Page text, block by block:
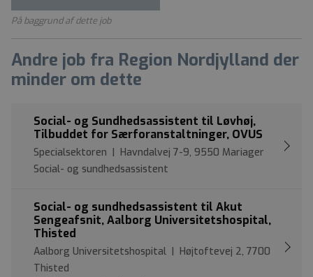
På baggrund af dette job
Andre job fra Region Nordjylland der
minder om dette
Social- og Sundhedsassistent til Løvhøj,
Tilbuddet for Særforanstaltninger, OVUS
Specialsektoren | Havndalvej 7-9, 9550 Mariager
Social- og sundhedsassistent
Social- og sundhedsassistent til Akut
Sengeafsnit, Aalborg Universitetshospital,
Thisted
Aalborg Universitetshospital | Højtoftevej 2, 7700
Thisted